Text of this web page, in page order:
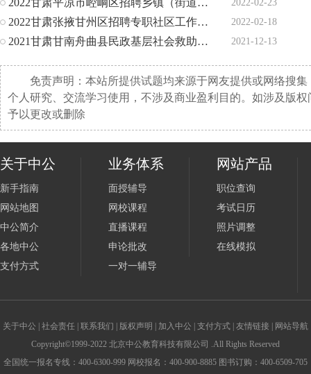
2022甘肃平凉市崆峒区招聘乡镇（街道）专职消防安全网格员2 2022-02-23
2022甘肃张掖甘州区招聘专职社区工作者28人公告 2022-02-18
2021甘肃甘南舟曲县民政基层社会救助服务专岗人员招聘32人公 2021-12-13
免责声明：本站所提供试题均来源于网友提供或网络搜
个人研究、交流学习使用，不涉及商业盈利目的。如涉及版
予以更改或删除
关于中公
新手指南
网站地图
中公简介
各地中公
支付方式
业务体系
面授辅导
网校课程
直播课程
申论批改
一对一辅导
网站产品
职位查询
考试日历
照片调整
在线模拟
关于中公 | 社会责任 | 联系我们 | 版权声明 | 加入中公 | 支付方式 | 友情链接 | 网站导航
Copyright©1999-2022 北京中公教育科技有限公司 .All Rights Reserved
全国统一报名专线：400-6300-999 网校报名：400-900-8885 图书订购：400-6509-705